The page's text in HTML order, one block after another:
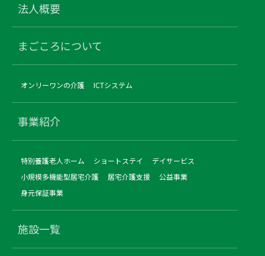
法人概要
まごころについて
オンリーワンの介護 ICTシステム
事業紹介
特別養護老人ホーム ショートステイ
デイサービス
小規模多機能型居宅介護
居宅介護支援
公益事業
身元保証事業
施設一覧